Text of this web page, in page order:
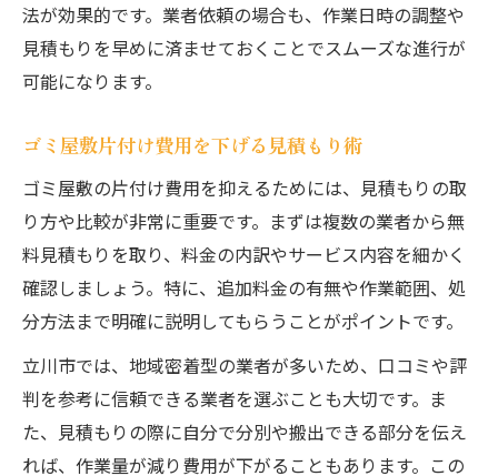
法が効果的です。業者依頼の場合も、作業日時の調整や
見積もりを早めに済ませておくことでスムーズな進行が
可能になります。
ゴミ屋敷片付け費用を下げる見積もり術
ゴミ屋敷の片付け費用を抑えるためには、見積もりの取
り方や比較が非常に重要です。まずは複数の業者から無
料見積もりを取り、料金の内訳やサービス内容を細かく
確認しましょう。特に、追加料金の有無や作業範囲、処
分方法まで明確に説明してもらうことがポイントです。
立川市では、地域密着型の業者が多いため、口コミや評
判を参考に信頼できる業者を選ぶことも大切です。ま
た、見積もりの際に自分で分別や搬出できる部分を伝え
れば、作業量が減り費用が下がることもあります。この